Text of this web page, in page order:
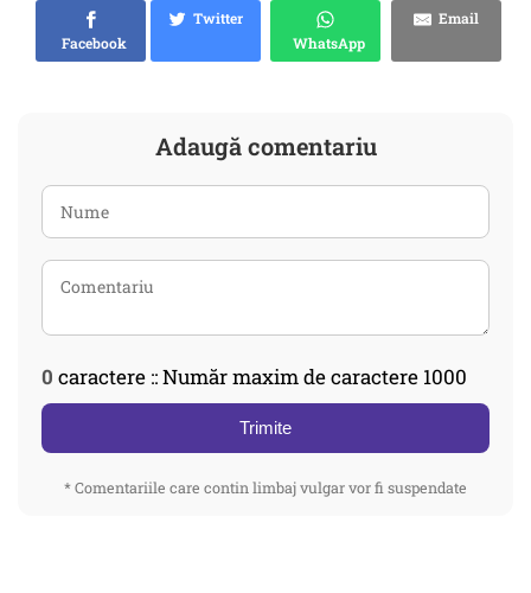
Facebook
Twitter
WhatsApp
Email
Adaugă comentariu
0 caractere :: Număr maxim de caractere 1000
Trimite
* Comentariile care contin limbaj vulgar vor fi suspendate